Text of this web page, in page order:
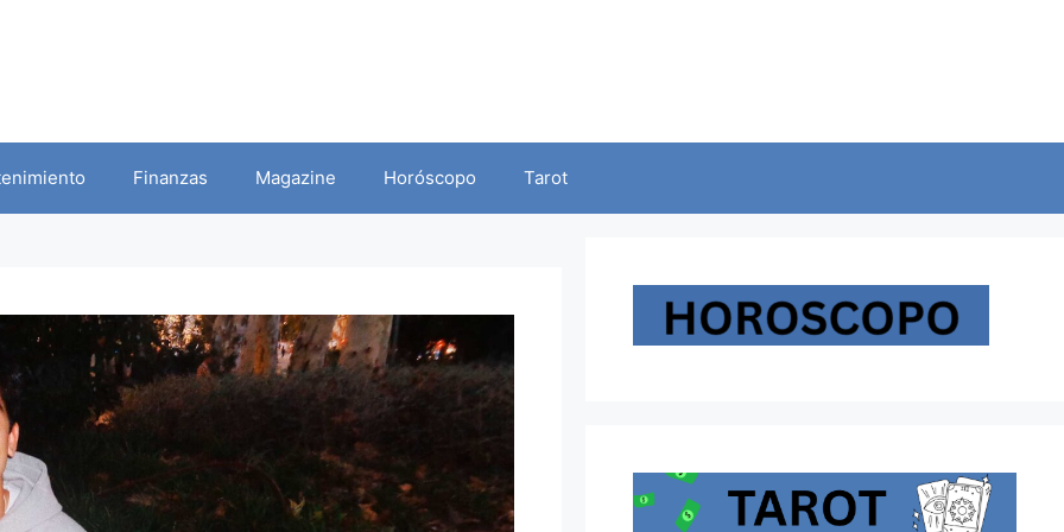
Finanzas Magazine Horóscopo Tarot